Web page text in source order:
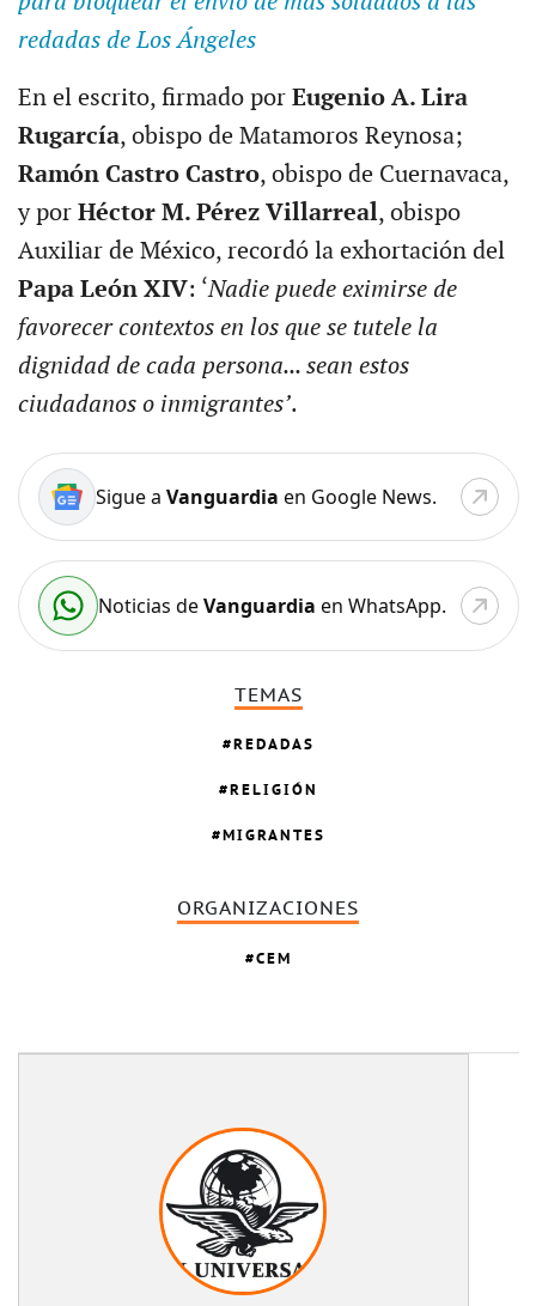
redadas de Los Ángeles
En el escrito, firmado por Eugenio A. Lira
Rugarcía, obispo de Matamoros Reynosa;
Ramón Castro Castro, obispo de Cuernavaca,
y porHéctor M. Pérez Villarreal, obispo
Auxiliar de México, recordó la exhortación del
Papa León XIV: ‘Nadie puede eximirse de
favorecer contextos en los que se tutele la
dignidad de cada persona... sean estos
ciudadanos o inmigrantes’.
Sigue a Vanguardia en Google News.
Noticias deVanguardia en WhatsApp.
TEMAS
REDADAS
RELIGIÓN
MIGRANTES
ORGANIZACIONES
CEM